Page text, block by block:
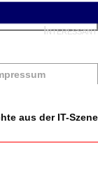
aus der IT-Szene